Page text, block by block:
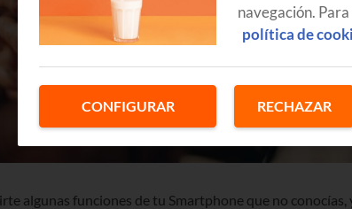
algunas funciones de tu Smartphone que no
navegación.
política de
CONFIGURAR RECHAZAR